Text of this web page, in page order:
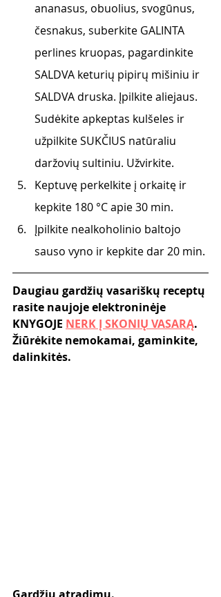
ananasus, obuolius, svogūnus,
česnakus, suberkite GALINTA
perlines kruopas, pagardinkite
SALDVA keturių pipirų mišiniu ir
SALDVA druska. Įpilkite aliejaus.
Sudėkite apkeptas kulšeles ir
užpilkite SUKČIUS natūraliu
daržovių sultiniu. Užvirkite.
Keptuvę perkelkite į orkaitę ir
kepkite 180 °C apie 30 min.
Įpilkite nealkoholinio baltojo
sauso vyno ir kepkite dar 20 min.
Daugiau gardžių vasariškų receptų
rasite naujoje elektroninėje
KNYGOJE NERK Į SKONIŲ VASARĄ.
Žiūrėkite nemokamai, gaminkite,
dalinkitės.